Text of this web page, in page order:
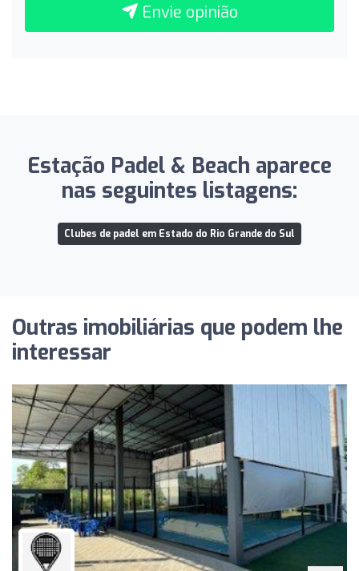
Envie opinião
Estação Padel & Beach aparece
nas seguintes listagens:
Clubes de padel em Estado do Rio Grande do Sul
Outras imobiliárias que podem lhe
interessar